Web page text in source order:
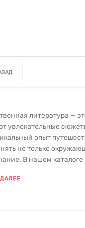
литература —
увлекательные
опыт
не только
В нашем
книги, которые